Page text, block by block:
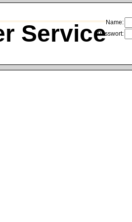
ServiceName:
Passwort: